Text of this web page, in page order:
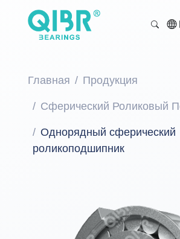
Главная Продукция
Сферический Роликовый
Однорядный сферический
роликоподшипник